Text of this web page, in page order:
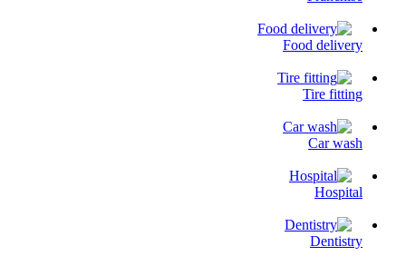
Food delivery
Tire fitting
Сar wash
Hospital
Dentistry